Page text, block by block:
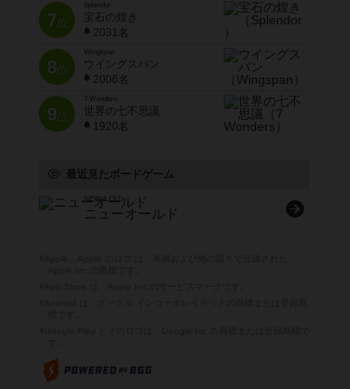
7位
宝石の煌き
2031名
8位
Wingspan
ウイングスパン
2006名
9位
7 Wonders
世界の七不思議
1920名
最近見たボードゲーム
NEW & OLD
ニューオールド